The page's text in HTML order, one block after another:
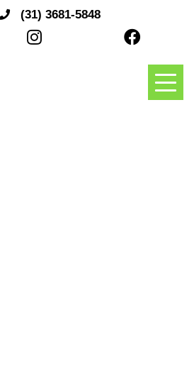
(31) 3681-5848
Toggle